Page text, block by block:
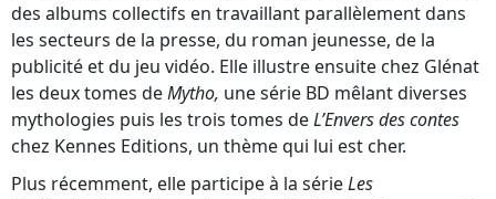
des albums collectifs en travaillant parallèlement dans
les secteurs de la presse, du roman jeunesse, de la
publicité et du jeu vidéo. Elle illustre ensuite chez Glénat
les deux tomes deMytho, une série BD mêlant diverses
mythologies puis les trois tomes deL’Envers des contes
chez Kennes Editions, un thème qui lui est cher.
Plus récemment, elle participe à la sérieLes